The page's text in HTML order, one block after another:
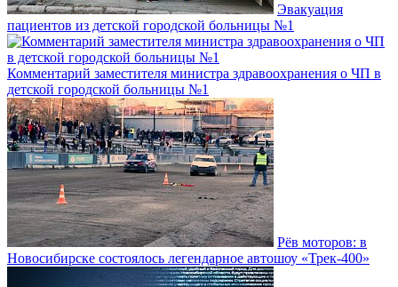
Эвакуация
пациентов из детской городской больницы №1
Комментарий заместителя министра здравоохранения о ЧП в
детской городской больницы №1
Рёв моторов: в
Новосибирске состоялось легендарное автошоу «Трек-400»